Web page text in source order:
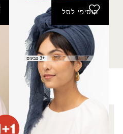
הוסיפי לסל
צעיף אביב
₪20.00
+3 צבעים
רוצה